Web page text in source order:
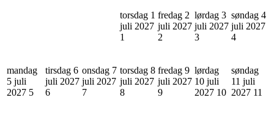
torsdag 1
juli 2027
1
fredag 2
juli 2027
2
lørdag 3
juli 2027
3
søndag 4
juli 2027
4
mandag
5 juli
2027 5
tirsdag 6
juli 2027
6
onsdag 7
juli 2027
7
torsdag 8
juli 2027
8
fredag 9
juli 2027
9
lørdag
10 juli
2027 10
søndag
11 juli
2027 11